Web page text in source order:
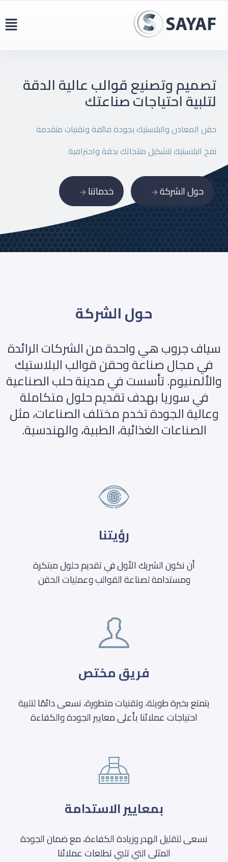
تصميم وتصنيع قوالب عاليةالدقة
لتلبية احتياجات صناعتك
حقن المعادن والبلاستيك بجودة فائقة وتقنيات متقدمة
نفخ البلاستيك لتشكيل منتجاتك بدقة واحترافية
حول الشركة خدماتنا
حول الشركة
سياف جروب هي واحدة من الشركات الرائدة
في مجال صناعة وحقن قوالب البلاستيك
والألمنيوم. تأسست في مدينة حلب الصناعية
في سوريا بهدف تقديم حلول متكاملة
وعالية الجودة تخدم مختلف الصناعات، مثل
الصناعات الغذائية، الطبية، والهندسية.
رؤيتنا
أن نكون الشريك الأول في تقديم حلول مبتكرة
ومستدامة لصناعة القوالب وعمليات الحقن
فريق مختص
يتمتع بخبرة طويلة، وتقنيات متطورة، نسعى دائمًا لتلبية
احتياجات عملائنا بأعلى معايير الجودة والكفاءة
بمعايير الاستدامة
نسعى لتقليل الهدر وزيادة الكفاءة، مع ضمان الجودة
المثلى التي تلبي تطلعات عملائنا